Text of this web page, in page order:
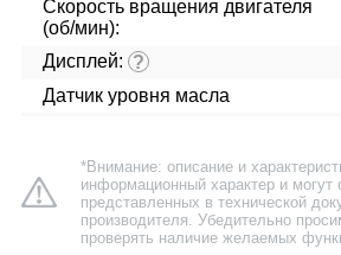
Скорость вращения двигателя
(об/мин):
Дисплей: ?
Датчик уровня масла
*Внимание: описание и
информационный характер и могут
представленных в технической
производителя. Убедительно
проверять наличие желаемых